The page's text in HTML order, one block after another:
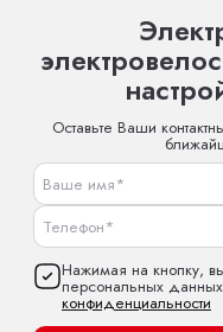
Оставьте Ваши
Нажимая на кнопку,
персональных
конфиденциальности